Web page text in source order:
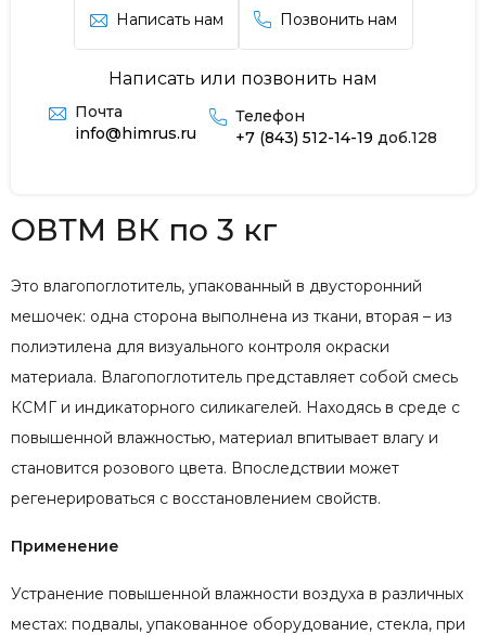
Написать нам Позвонить нам
Написать или позвонить нам
Почта
info@himrus.ru
Телефон
+7 (843) 512-14-19 доб.128
ОВТМ ВК по 3 кг
Это влагопоглотитель, упакованный в двусторонний
мешочек: одна сторона выполнена из ткани, вторая – из
полиэтилена для визуального контроля окраски
материала. Влагопоглотитель представляет собой смесь
КСМГ и индикаторного силикагелей. Находясь в среде с
повышенной влажностью, материал впитывает влагу и
становится розового цвета. Впоследствии может
регенерироваться с восстановлением свойств.
Применение
Устранение повышенной влажности воздуха в различных
местах: подвалы, упакованное оборудование, стекла, при